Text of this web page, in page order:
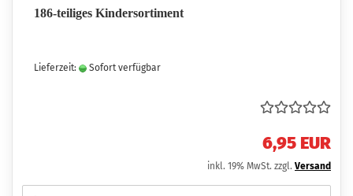
186-teiliges Kindersortiment
Lieferzeit: Sofort verfügbar
6,95 EUR
inkl. 19% MwSt. zzgl. Versand